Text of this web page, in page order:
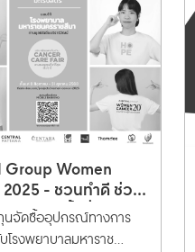
Women
- ชวนทำดี ช่วย
ร็งสตรี ครั้งที่ 20
นจัดซื้ออุปกรณ์ทางการ
โรงพยาบาลมหาราช